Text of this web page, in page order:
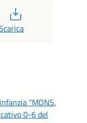
“MONS.
0-6 del